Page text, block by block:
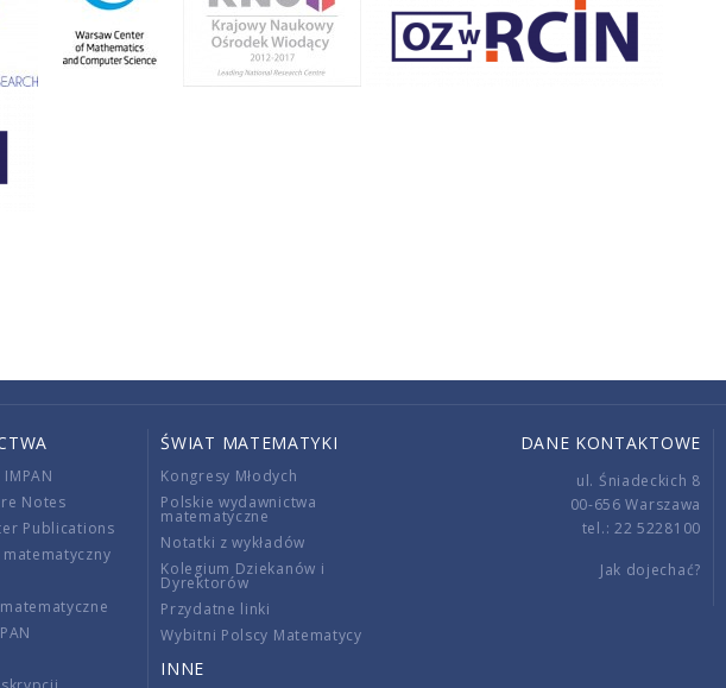
Notes
Publications
ŚWIAT MATEMATYKI
Kongresy Młodych
Polskie wydawnictwa
matematyczne
Notatki z wykładów
Kolegium Dziekanów i
Dyrektorów
Przydatne linki
Wybitni Polscy Matematycy
INNE
DANE KONTAKTOWE
ul. Śniadeckich 8
00-656 Warszawa
tel.: 22 5228100
Jak dojechać?